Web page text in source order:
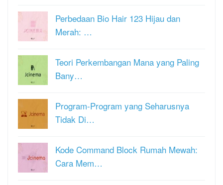
Perbedaan Bio Hair 123 Hijau dan
Merah: …
Teori Perkembangan Mana yang Paling
Bany…
Program-Program yang Seharusnya
Tidak Di…
Kode Command Block Rumah Mewah:
Cara Mem…